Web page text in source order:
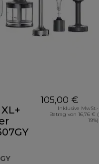
105,00 €
Inklusive MwSt.-
Betrag von 16,76 € (
19%)